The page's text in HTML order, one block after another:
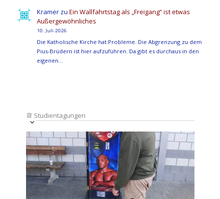
Kramer zuEin Wallfahrtstag als „Freigang“ ist etwas
Außergewöhnliches
10. Juli 2026
Die Katholische Kirche hat Probleme. Die Abgrenzung zu dem
Pius-Brüdern ist hier aufzuführen. Da gibt es durchaus in den
eigenen…
📆 Studientagungen
Ansichten-
Navigation
Veranstaltung
Ansichten-
Navigation
Datum
auswählen.
List
of
Veranstaltungen
in
Photo
View